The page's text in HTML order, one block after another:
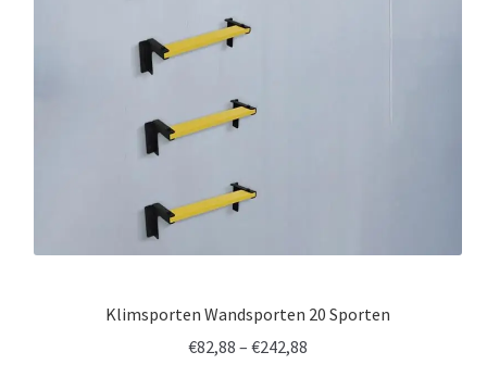
Klimsporten Wandsporten 20 Sporten
€82,88 – €242,88